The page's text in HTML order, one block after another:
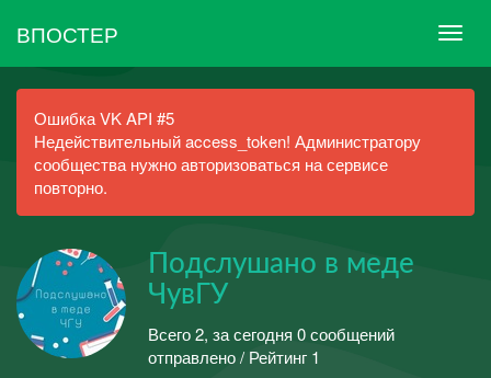
ВПОСТЕР
Ошибка VK API #5
Недействительный access_token! Администратору
сообщества нужно авторизоваться на сервисе
повторно.
Подслушано в меде
ЧувГУ
Всего 2, за сегодня 0 сообщений
отправлено / Рейтинг 1